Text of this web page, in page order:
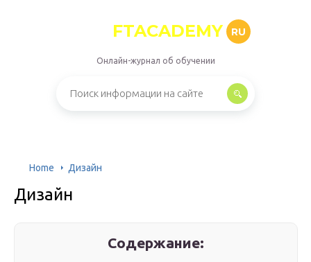
FTACADEMY RU
Онлайн-журнал об обучении
Home Дизайн
Дизайн
Содержание: